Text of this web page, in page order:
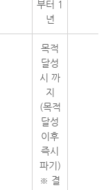
부터 1
년
목적
달성
시 까
지
(목적
달성
이후
즉시
파기)
※ 결